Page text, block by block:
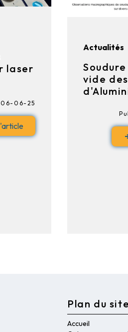
laser
06-25
Actualités
vide
Plan du site
Accueil